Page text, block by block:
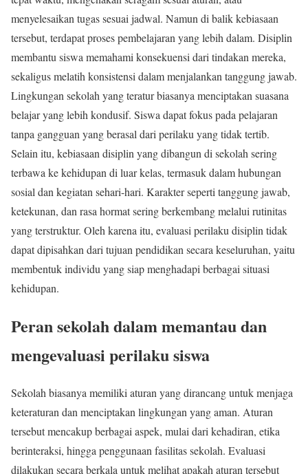
menyelesaikan tugas sesuai jadwal. Namun di balik kebiasaan
tersebut, terdapat proses pembelajaran yang lebih dalam. Disiplin
membantu siswa memahami konsekuensi dari tindakan mereka,
sekaligus melatih konsistensi dalam menjalankan tanggung jawab.
Lingkungan sekolah yang teratur biasanya menciptakan suasana
belajar yang lebih kondusif. Siswa dapat fokus pada pelajaran
tanpa gangguan yang berasal dari perilaku yang tidak tertib.
Selain itu, kebiasaan disiplin yang dibangun di sekolah sering
terbawa ke kehidupan di luar kelas, termasuk dalam hubungan
sosial dan kegiatan sehari-hari. Karakter seperti tanggung jawab,
ketekunan, dan rasa hormat sering berkembang melalui rutinitas
yang terstruktur. Oleh karena itu, evaluasi perilaku disiplin tidak
dapat dipisahkan dari tujuan pendidikan secara keseluruhan, yaitu
membentuk individu yang siap menghadapi berbagai situasi
kehidupan.
Peran sekolah dalam memantau dan
mengevaluasi perilaku siswa
Sekolah biasanya memiliki aturan yang dirancang untuk menjaga
keteraturan dan menciptakan lingkungan yang aman. Aturan
tersebut mencakup berbagai aspek, mulai dari kehadiran, etika
berinteraksi, hingga penggunaan fasilitas sekolah. Evaluasi
dilakukan secara berkala untuk melihat apakah aturan tersebut